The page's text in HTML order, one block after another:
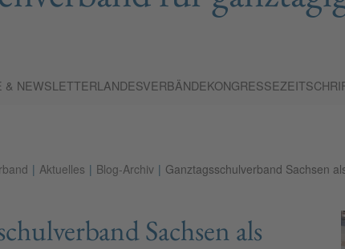
& NEWSLETTERLANDESVERBÄNDEKONGRESSE
Aktuelles Blog-Archiv
Ganztagsschulverband Sachsen
Sachsen als